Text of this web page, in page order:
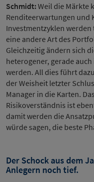
Schmidt:Weil die Märkte
Renditeerwartungen und
Investmentzyklen
eine andere Art des
Gleichzeitig ändern sich
heterogener, gerade
werden. All dies führt
der Weisheit letzter
Manager in die Karten.
Risikoverständnis ist
damit werden die
würde sagen, die beste
Der Schock aus dem
Anlegern noch tief.